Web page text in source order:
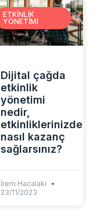
ETKINLIK
YÖNETIMI
Dijital çağda
etkinlik
yönetimi
nedir,
etkinliklerinizden
nasıl kazanç
sağlarsınız?
İrem Hacalaki
23/11/2023